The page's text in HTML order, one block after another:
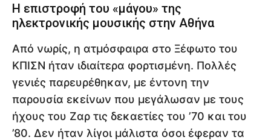
Η επιστροφή του «μάγου» της
ηλεκτρονικής μουσικής στην Αθήνα
Από νωρίς, η ατμόσφαιρα στο Ξέφωτο του
ΚΠΙΣΝ ήταν ιδιαίτερα φορτισμένη. Πολλές
γενιές παρευρέθηκαν, με έντονη την
παρουσία εκείνων που μεγάλωσαν με τους
ήχους του Ζαρ τις δεκαετίες του ’70 και του
’80. Δεν ήταν λίγοι μάλιστα όσοι έφεραν τα